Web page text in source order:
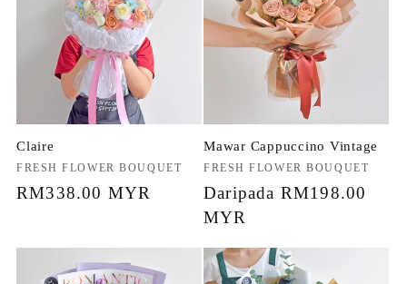
Claire
Penjual:
FRESH FLOWER BOUQUET
Harga
RM338.00 MYR
Mawar Cappuccino Vintage
Penjual:
FRESH FLOWER BOUQUET
Harga
biasa
Daripada RM198.00
MYR